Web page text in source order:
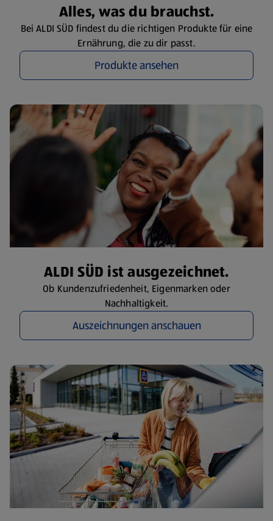
Alles, was du brauchst.
Bei ALDI SÜD findest du die richtigen Produkte für eine
Ernährung, die zu dir passt.
Produkte ansehen
ALDI SÜD ist ausgezeichnet.
Ob Kundenzufriedenheit, Eigenmarken oder
Nachhaltigkeit.
Auszeichnungen anschauen